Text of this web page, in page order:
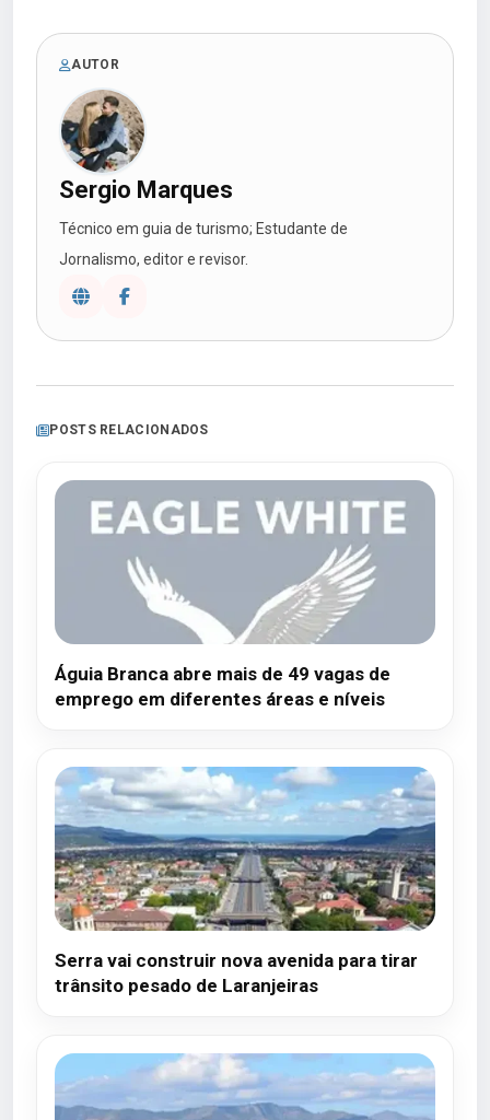
AUTOR
Sergio Marques
Técnico em guia de turismo; Estudante de
Jornalismo, editor e revisor.
POSTS RELACIONADOS
Águia Branca abre mais de 49 vagas de
emprego em diferentes áreas e níveis
Serra vai construir nova avenida para tirar
trânsito pesado de Laranjeiras